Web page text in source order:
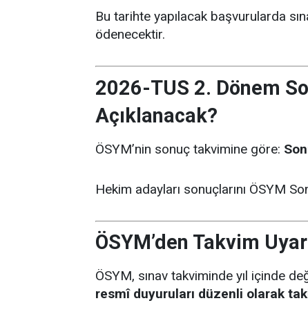
Bu tarihte yapılacak başvurularda
ödenecektir.
2026-TUS 2. Dönem
Açıklanacak?
ÖSYM’nin sonuç takvimine göre:
Hekim adayları sonuçlarını ÖSYM
ÖSYM’den Takvim
ÖSYM, sınav takviminde yıl içinde
resmî duyuruları düzenli olarak